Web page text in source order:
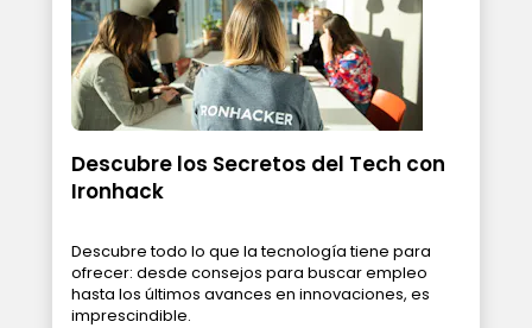
Descubre los Secretos del Tech con
Ironhack
Descubre todo lo que la tecnología tiene para
ofrecer: desde consejos para buscar empleo
hasta los últimos avances en innovaciones, es
imprescindible.